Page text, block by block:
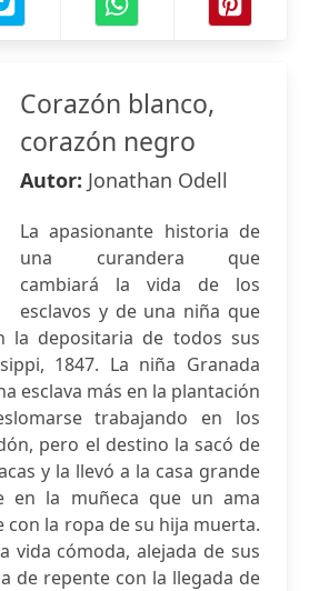
Corazón blanco,
corazón negro
Autor: Jonathan Odell
La apasionante historia de
una curandera que
cambiará la vida de los
esclavos y de una niña que
la depositaria de todos sus
1847. La niña Granada
esclava más en la plantación
trabajando en los
pero el destino la sacó de
y la llevó a la casa grande
en la muñeca que un ama
con la ropa de su hija muerta.
vida cómoda, alejada de sus
de repente con la llegada de